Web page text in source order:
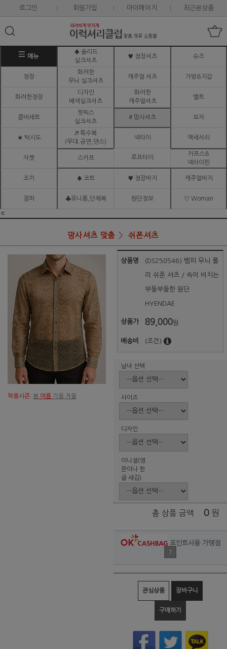
로그인 회원가입 마이페이지 최근본상품
메뉴
♠ 솔리드
실크셔츠
♥ 정장셔츠 슈즈
정장
화려한
무늬 실크셔츠
캐주얼 셔츠 가방&지갑
화려한정장
디자인
배색실크셔츠
화려한
캐주얼셔츠
벨트
콤비세트
핫픽스
실크셔츠
# 망사셔츠 모자
★ 턱시도
♬ 특수복
(무대.공연,댄스)
넥타이 액세서리
자켓 스카프 루프타이
커프스&
넥타이핀
조끼 ♠ 코트 ♥ 정장바지 캐주얼바지
점퍼 ♣유니폼,단체복 원단정보 ♡ Woman
ㅌ
망사셔츠 맞춤 쉬폰셔츠
착용시즌: 봄 여름 가을 겨울
상품명 (DS250546) 뱀피 무늬 폴
리 쉬폰 셔츠 / 속이 비치는
부들부들한 원단
HYENDAE
상품가 89,000원
배송비 (조건)
남녀 선택
사이즈
디자인
이니셜(영
문이나 한
글 새김)
총 상품 금액 0 원
포인트사용 가맹점
?
관심상품 장바구니
구매하기